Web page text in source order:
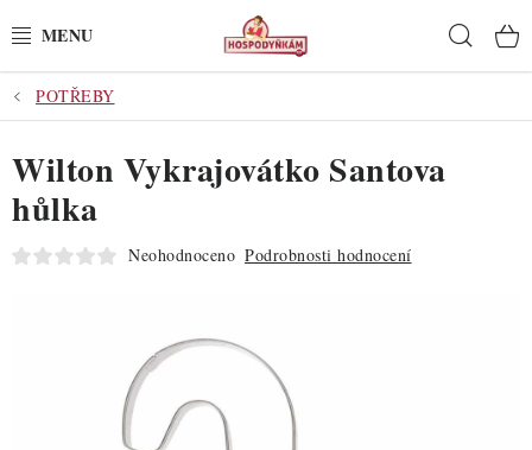
na
POTŘEBY
POMŮCKY
SUROVINY
DO KUCHYNĚ
POTŘEBY
Wilton Vykrajovátko Santova
hůlka
Neohodnoceno Podrobnosti hodnocení